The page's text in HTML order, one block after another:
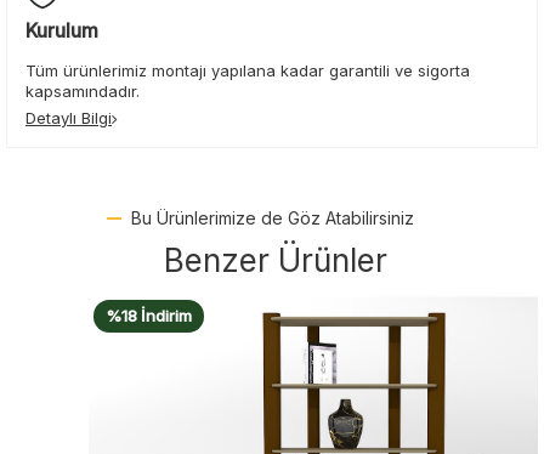
Kurulum
Tüm ürünlerimiz montajı yapılana kadar garantili ve sigorta
kapsamındadır.
Detaylı Bilgi
Bu Ürünlerimize de Göz Atabilirsiniz
Benzer Ürünler
%18 İndirim